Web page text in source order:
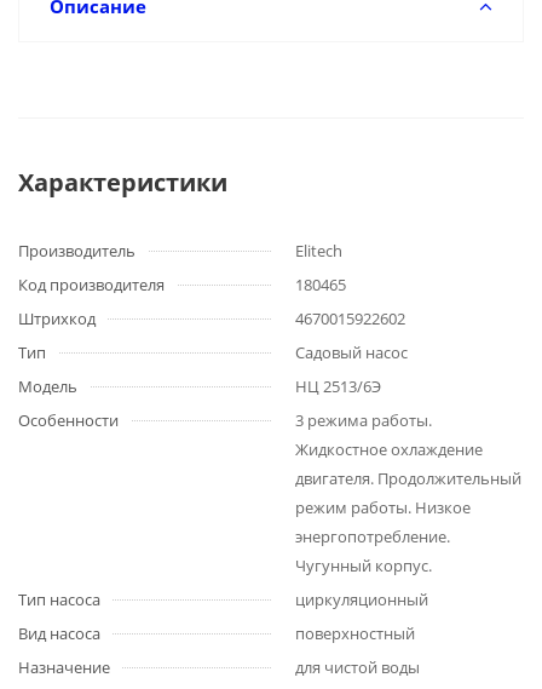
Описание
Характеристики
Производитель
Elitech
Код производителя
180465
Штрихкод
4670015922602
Тип
Садовый насос
Модель
НЦ 2513/6Э
Особенности
3 режима работы.
Жидкостное охлаждение
двигателя. Продолжительный
режим работы. Низкое
энергопотребление.
Чугунный корпус.
Тип насоса
циркуляционный
Вид насоса
поверхностный
Назначение
для чистой воды